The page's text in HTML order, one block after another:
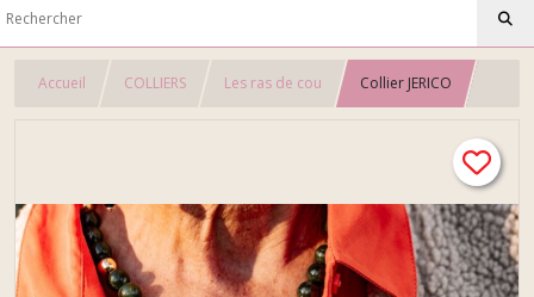
Accueil COLLIERS Les ras de cou Collier JERICO